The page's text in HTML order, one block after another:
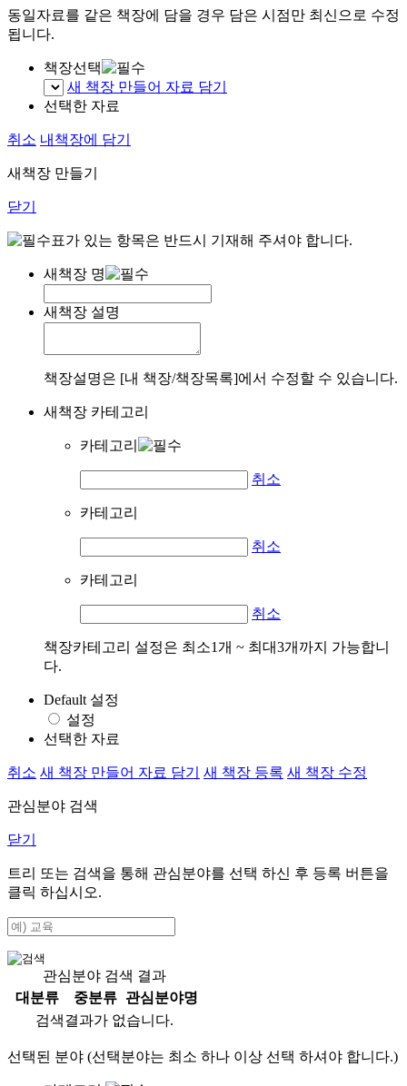
동일자료를 같은 책장에 담을 경우 담은 시점만 최신으로 수정
됩니다.
책장선택
새 책장 만들어 자료 담기
선택한 자료
취소 내책장에 담기
새책장 만들기
닫기
표가 있는 항목은 반드시 기재해 주셔야 합니다.
새책장 명
새책장 설명
책장설명은 [내 책장/책장목록]에서 수정할 수 있습니다.
새책장 카테고리
카테고리
취소
카테고리
취소
카테고리
취소
책장카테고리 설정은 최소1개 ~ 최대3개까지 가능합니
다.
Default 설정
설정
선택한 자료
취소 새 책장 만들어 자료 담기 새 책장 등록 새 책장 수정
관심분야 검색
닫기
트리 또는 검색을 통해 관심분야를 선택 하신 후 등록 버튼을
클릭 하십시오.
관심분야 검색 결과
대분류
중분류
관심분야명
검색결과가 없습니다.
선택된 분야 (선택분야는 최소 하나 이상 선택 하셔야 합니다.)